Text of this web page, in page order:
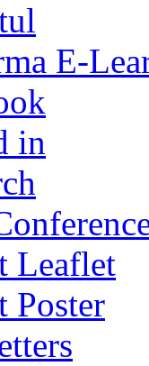
E-
in
Leaflet
Poster